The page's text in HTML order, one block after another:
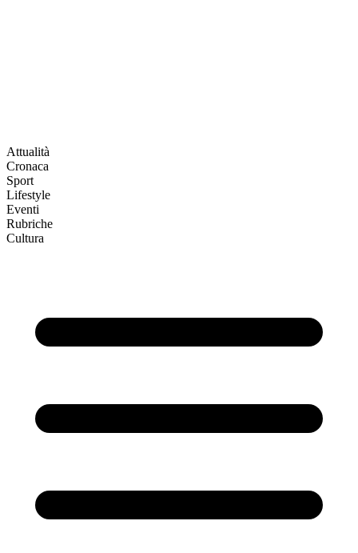
Attualità
Cronaca
Sport
Lifestyle
Eventi
Rubriche
Cultura